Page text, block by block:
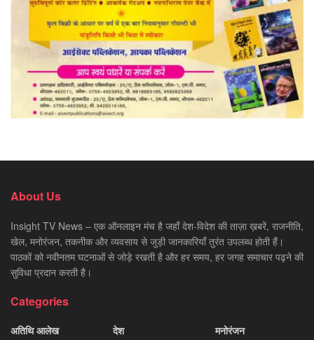
About Us
Insight TV News – एक ऑनलाइन मंच है जहाँ देश-विदेश की ताज़ा ख़बरें, राजनीति,
खेल, मनोरंजन, तकनीक और व्यवसाय से जुड़ी जानकारियाँ तुरंत उपलब्ध होती हैं।
पाठकों को नवीनतम घटनाओं से जोड़े रखती है और हर समय, हर जगह समाचार पढ़ने की
सुविधा प्रदान करती है।
Categories
अतिथि आलेख
देश
मनोरंजन